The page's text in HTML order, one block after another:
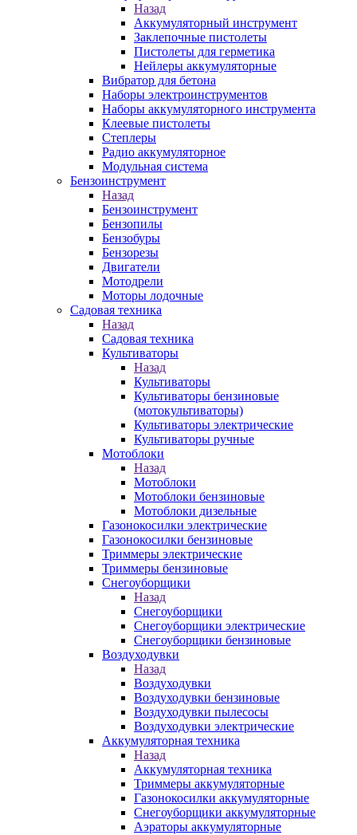
Назад
Аккумуляторный инструмент
Заклепочные пистолеты
Пистолеты для герметика
Нейлеры аккумуляторные
Вибратор для бетона
Наборы электроинструментов
Наборы аккумуляторного инструмента
Клеевые пистолеты
Степлеры
Радио аккумуляторное
Модульная система
Бензоинструмент
Назад
Бензоинструмент
Бензопилы
Бензобуры
Бензорезы
Двигатели
Мотодрели
Моторы лодочные
Садовая техника
Назад
Садовая техника
Культиваторы
Назад
Культиваторы
Культиваторы бензиновые
(мотокультиваторы)
Культиваторы электрические
Культиваторы ручные
Мотоблоки
Назад
Мотоблоки
Мотоблоки бензиновые
Мотоблоки дизельные
Газонокосилки электрические
Газонокосилки бензиновые
Триммеры электрические
Триммеры бензиновые
Снегоуборщики
Назад
Снегоуборщики
Снегоуборщики электрические
Снегоуборщики бензиновые
Воздуходувки
Назад
Воздуходувки
Воздуходувки бензиновые
Воздуходувки пылесосы
Воздуходувки электрические
Аккумуляторная техника
Назад
Аккумуляторная техника
Триммеры аккумуляторные
Газонокосилки аккумуляторные
Снегоуборщики аккумуляторные
Аэраторы аккумуляторные